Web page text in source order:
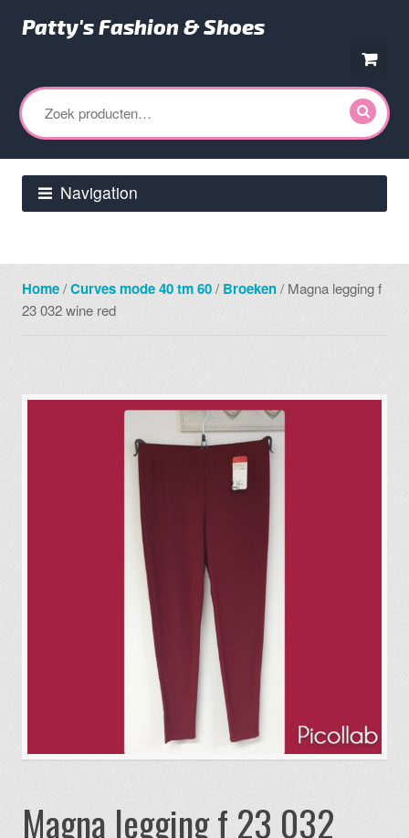
naar
navigatie
naar
de
inhoud
Patty's Fashion & Shoes
Zoeken
naar:
Navigation
Home/Curves mode 40 tm 60/ Broeken/ Magna legging f
23 032 wine red
Magna legging f 23 032